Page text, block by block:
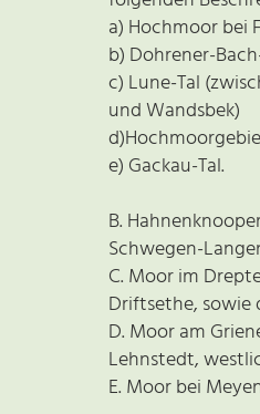
a) Hochmoor bei
b) Dohrener-
c) Lune-Tal
und Wandsbek)
e) Gackau-Tal.
B.
Schwegen-
C. Moor im
Driftsethe, sowie
D. Moor am
Lehnstedt,
E. Moor bei